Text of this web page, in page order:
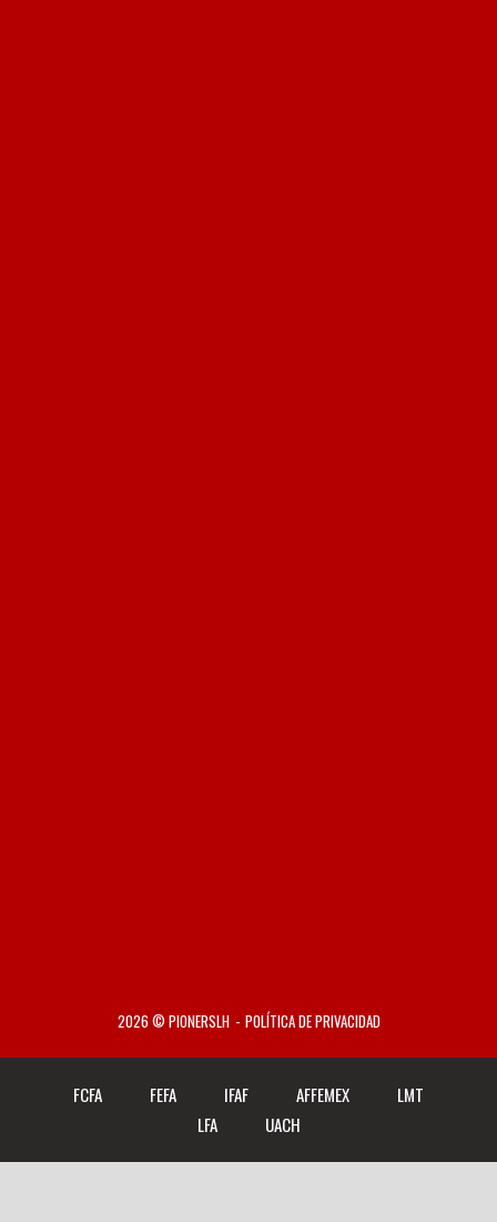
2026 © PIONERSLH POLÍTICA DE PRIVACIDAD
FCFA FEFA IFAF AFFEMEX
LMT
LFA
UACH